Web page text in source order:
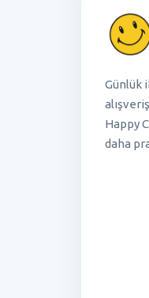
Günlük
Happy
daha